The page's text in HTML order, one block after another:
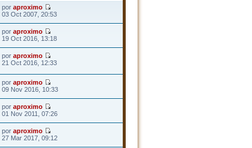
poraproximo
03 Oct 2007, 20:53
poraproximo
19 Oct 2016, 13:18
poraproximo
21 Oct 2016, 12:33
poraproximo
09 Nov 2016, 10:33
poraproximo
01 Nov 2011, 07:26
poraproximo
27 Mar 2017, 09:12